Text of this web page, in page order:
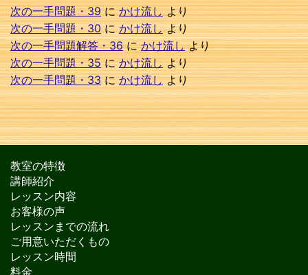
次の一手問題・39にかけ流しより
次の一手問題・30にかけ流しより
次の一手問題解答・36にかけ流しより
次の一手問題・35にかけ流しより
次の一手問題・33にかけ流しより
教室の特徴
講師紹介
レッスン内容
お客様の声
レッスンまでの流れ
ご用意いただくもの
レッスン時間
料金